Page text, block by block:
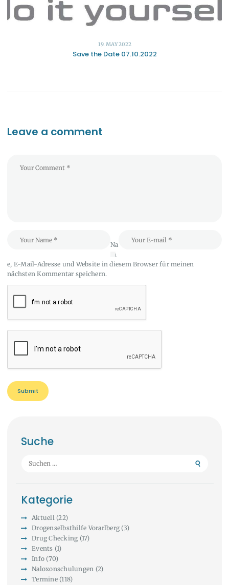
19. MAY 2022
Save the Date 07.10.2022
Leave a comment
Na
m
e, E-Mail-Adresse und Website in diesem Browser für meinen
nächsten Kommentar speichern.
Suche
Suchen
Kategorie
Aktuell(22)
Drogenselbsthilfe Vorarlberg (3)
Drug Checking (17)
Events (1)
Info (70)
Naloxonschulungen (2)
Termine(118)